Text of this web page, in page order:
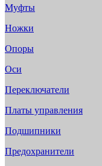
Муфты
Ножки
Опоры
Оси
Переключатели
Платы управления
Подшипники
Предохранители